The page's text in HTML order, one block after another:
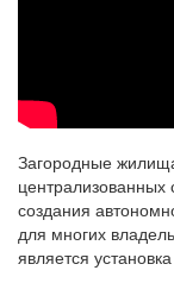
Загородные
централизованных
создания
для многих
является